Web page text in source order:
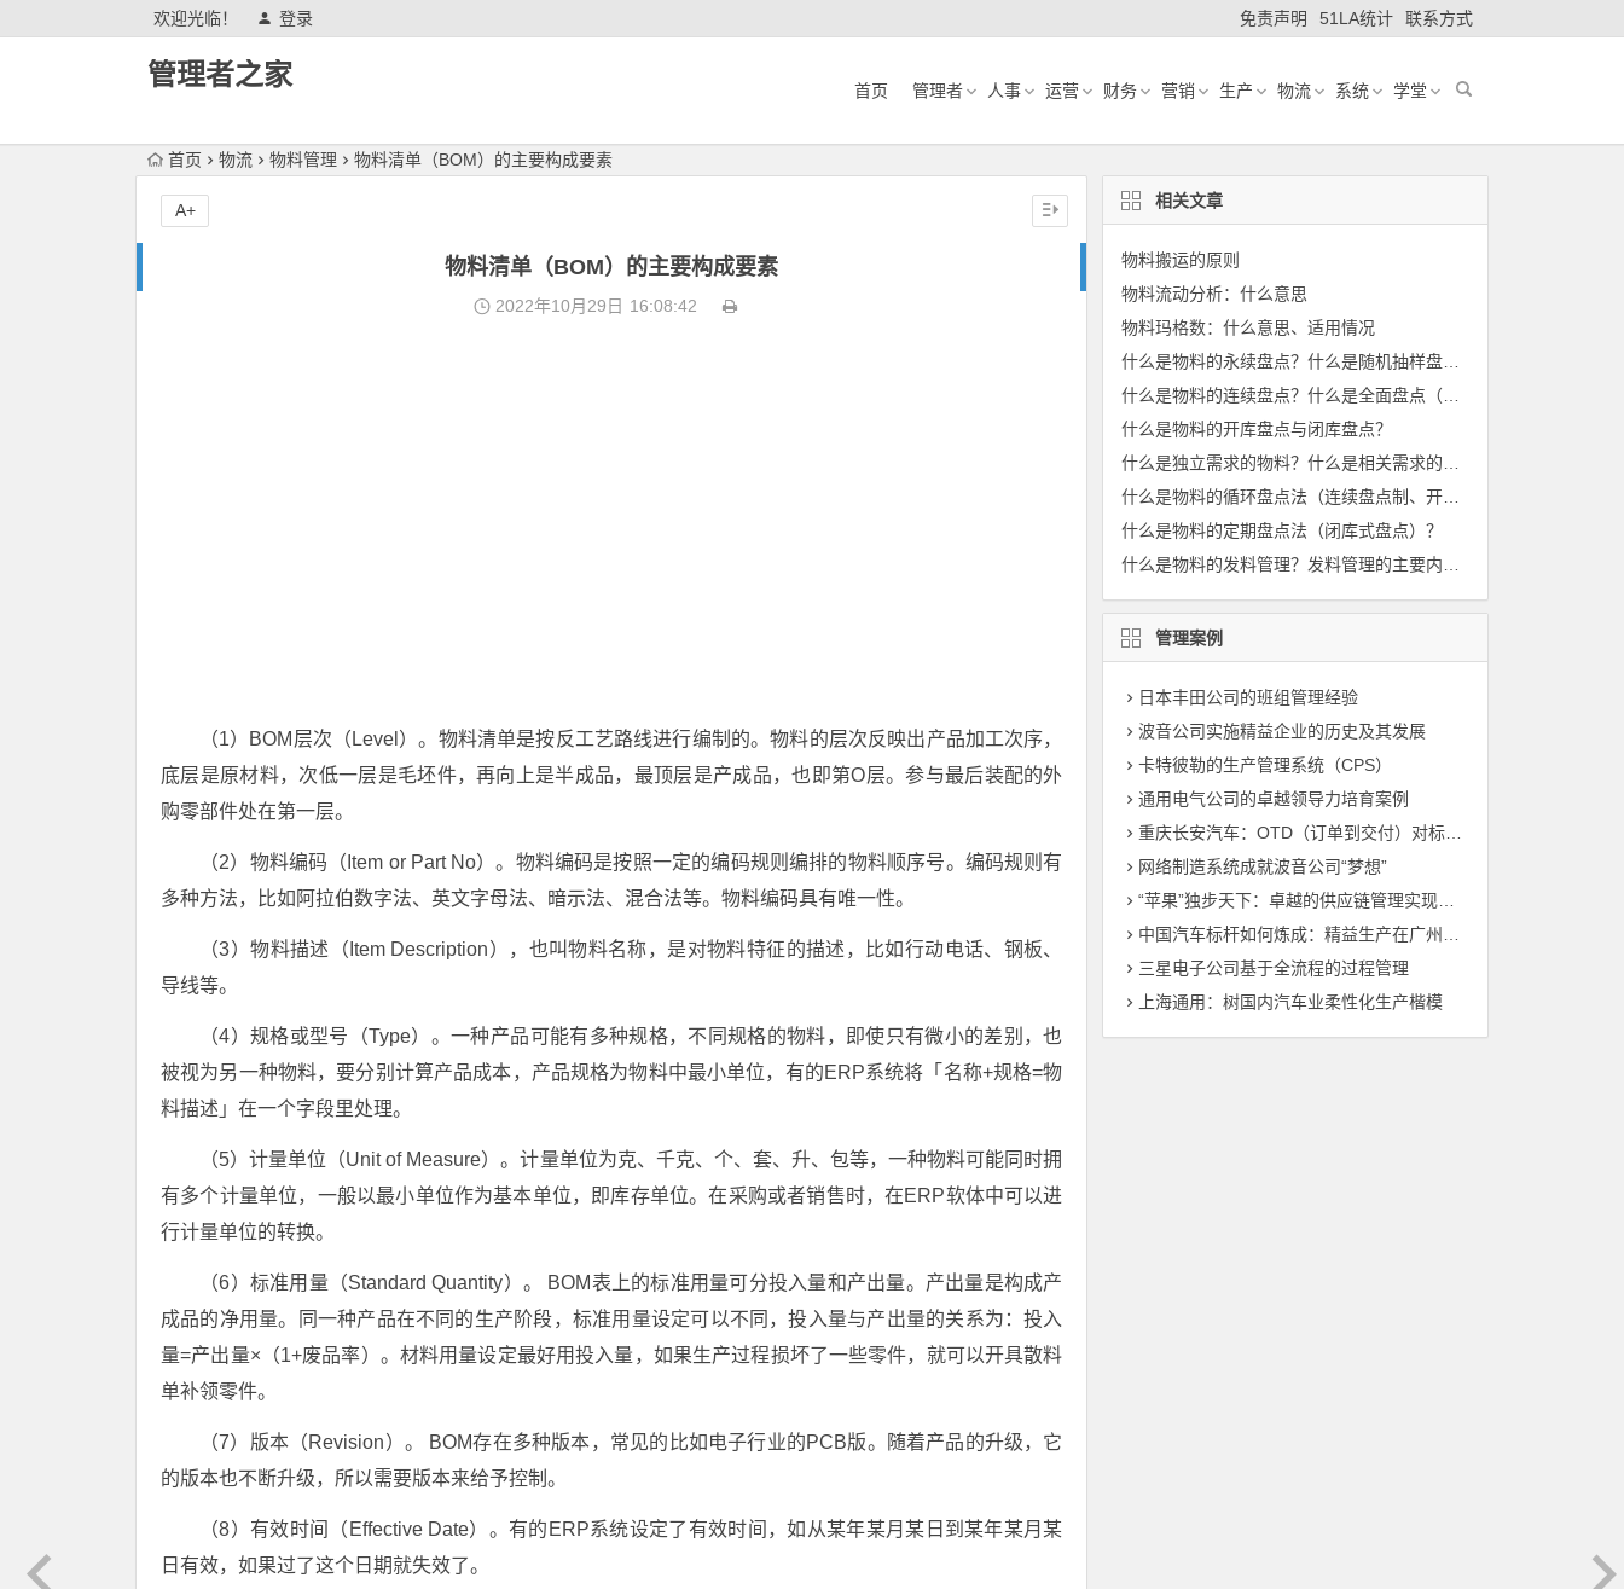
欢迎光临！ 登录 免责声明 51LA统计 联系方式
管理者之家 首页 管理者 人事 运营 财务 营销 生产 物流 系统 学堂
首页 物流 物料管理 物料清单（BOM）的主要构成要素
物料清单（BOM）的主要构成要素
2022年10月29日 16:08:42
（1）BOM层次（Level）。物料清单是按反工艺路线进行编制的。物料的层次反映出产品加工次序，
底层是原材料，次低一层是毛坯件，再向上是半成品，最顶层是产成品，也即第O层。参与最后装配的外
购零部件处在第一层。
（2）物料编码（Item or Part No）。物料编码是按照一定的编码规则编排的物料顺序号。编码规则有
多种方法，比如阿拉伯数字法、英文字母法、暗示法、混合法等。物料编码具有唯一性。
（3）物料描述（Item Description），也叫物料名称，是对物料特征的描述，比如行动电话、钢板、
导线等。
（4）规格或型号（Type）。一种产品可能有多种规格，不同规格的物料，即使只有微小的差别，也
被视为另一种物料，要分别计算产品成本，产品规格为物料中最小单位，有的ERP系统将「名称+规格=物
料描述」在一个字段里处理。
（5）计量单位（Unit of Measure）。计量单位为克、千克、个、套、升、包等，一种物料可能同时拥
有多个计量单位，一般以最小单位作为基本单位，即库存单位。在采购或者销售时，在ERP软体中可以进
行计量单位的转换。
（6）标准用量（Standard Quantity）。 BOM表上的标准用量可分投入量和产出量。产出量是构成产
成品的净用量。同一种产品在不同的生产阶段，标准用量设定可以不同，投入量与产出量的关系为：投入
量=产出量×（1+废品率）。材料用量设定最好用投入量，如果生产过程损坏了一些零件，就可以开具散料
单补领零件。
（7）版本（Revision）。 BOM存在多种版本，常见的比如电子行业的PCB版。随着产品的升级，它
的版本也不断升级，所以需要版本来给予控制。
（8）有效时间（Effective Date）。有的ERP系统设定了有效时间，如从某年某月某日到某年某月某
日有效，如果过了这个日期就失效了。
A+ 相关文章
物料搬运的原则
物料流动分析：什么意思
物料玛格数：什么意思、适用情况
什么是物料的永续盘点？什么是随机抽样盘点？
什么是物料的开库盘点与闭库盘点？
什么是物料的循环盘点法（连续盘点制、开库式盘点）？
什么是物料的定期盘点法（闭库式盘点）？
管理案例
日本丰田公司的班组管理经验
波音公司实施精益企业的历史及其发展
卡特彼勒的生产管理系统（CPS）
通用电气公司的卓越领导力培育案例
重庆长安汽车：OTD（订单到交付）对标管理（标杆管理）
网络制造系统成就波音公司“梦想”
“苹果”独步天下：卓越的供应链管理实现敏捷制造
中国汽车标杆如何炼成：精益生产在广州丰田的运用
三星电子公司基于全流程的过程管理
上海通用：树国内汽车业柔性化生产楷模